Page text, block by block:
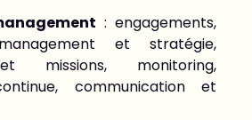
: engagements,
et stratégie,
missions, monitoring,
communication et